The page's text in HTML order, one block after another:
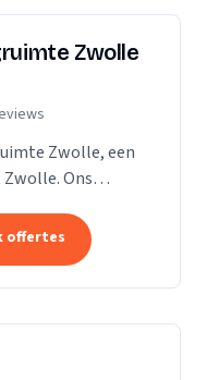
Zwolle
Zwolle, een
Ons
offertes